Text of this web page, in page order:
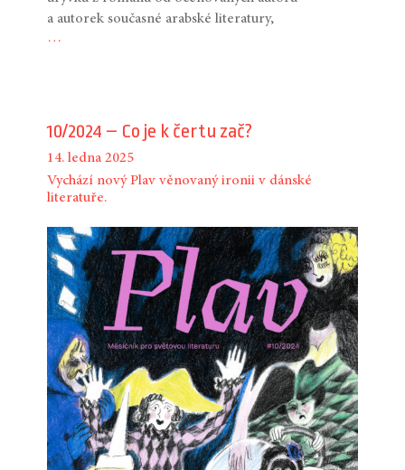
a autorek současné arabské literatury,
…
10/2024 – Co je k čertu zač?
14. ledna 2025
Vychází nový Plav věnovaný ironii v dánské
literatuře.